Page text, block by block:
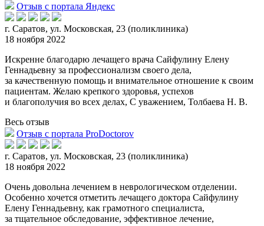
Отзыв с портала Яндекс
г. Саратов, ул. Московская, 23 (поликлиника)
18 ноября 2022
Искренне благодарю лечащего врача Сайфулину Елену
Геннадьевну за профессионализм своего дела,
за качественную помощь и внимательное отношение к своим
пациентам. Желаю крепкого здоровья, успехов
и благополучия во всех делах, С уважением, Толбаева Н. В.
Весь отзыв
Отзыв с портала ProDoctorov
г. Саратов, ул. Московская, 23 (поликлиника)
18 ноября 2022
Очень довольна лечением в неврологическом отделении.
Особенно хочется отметить лечащего доктора Сайфулину
Елену Геннадьевну, как грамотного специалиста,
за тщательное обследование, эффективное лечение,